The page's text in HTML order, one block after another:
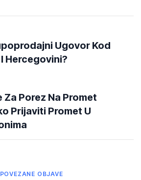
Ugovor Kod
Hercegovini?
Za Porez Na Promet
Prijaviti Promet U
POVEZANE OBJAVE